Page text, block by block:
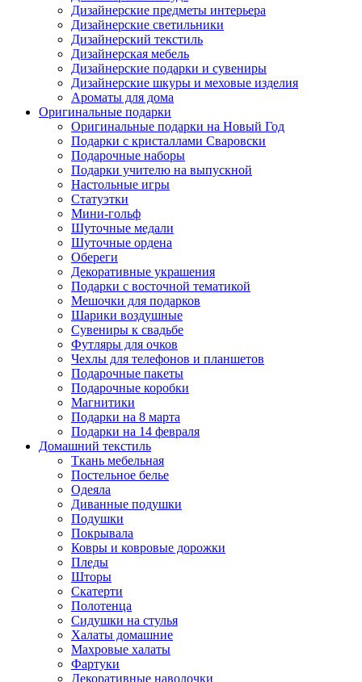
Дизайнерские предметы интерьера
Дизайнерские светильники
Дизайнерский текстиль
Дизайнерская мебель
Дизайнерские подарки и сувениры
Дизайнерские шкуры и меховые изделия
Ароматы для дома
Оригинальные подарки
Оригинальные подарки на Новый Год
Подарки с кристаллами Сваровски
Подарочные наборы
Подарки учителю на выпускной
Настольные игры
Статуэтки
Мини-гольф
Шуточные медали
Шуточные ордена
Обереги
Декоративные украшения
Подарки с восточной тематикой
Мешочки для подарков
Шарики воздушные
Сувениры к свадьбе
Футляры для очков
Чехлы для телефонов и планшетов
Подарочные пакеты
Подарочные коробки
Магнитики
Подарки на 8 марта
Подарки на 14 февраля
Домашний текстиль
Ткань мебельная
Постельное белье
Одеяла
Диванные подушки
Подушки
Покрывала
Ковры и ковровые дорожки
Пледы
Шторы
Скатерти
Полотенца
Сидушки на стулья
Халаты домашние
Махровые халаты
Фартуки
Декоративные наволочки